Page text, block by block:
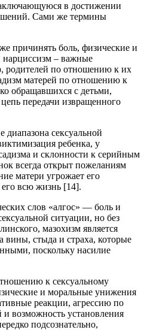
в достижении
Сами же термины
причинять боль, физические и
нарциссизм – важные
родителей по отношению к их
матерей по отношению к
обращавшихся с детьми,
передачи извращенного
сексуальной
ребенка, у
и склонности к серийным
всегда открыт пожеланиям
матери угрожает его
его всю жизнь [14].
слов «алгос» — боль и
ситуации, но без
мазо­хизм является
вины, сты­да и страха, которые
по­скольку насилие
к сексуальному
и моральные унижения
реакции, агрессию по
возможность установления
подсознательно,